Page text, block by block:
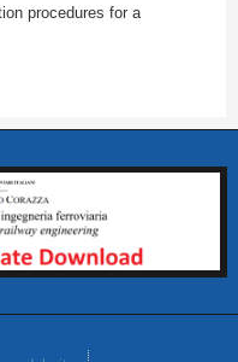
procedures for a